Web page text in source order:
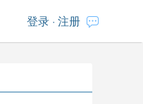
登录 · 注册